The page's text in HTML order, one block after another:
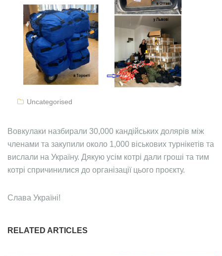
Uncategorised
Вовкулаки назбирали 30,000 кандійських долярів між
членами та закупили около 1,000 віськових турнікетів та
вислали на Україну. Дякую усім котрі дали гроші та тим
котрі спричинилися до організації цього проєкту.
Слава Україні!
RELATED ARTICLES